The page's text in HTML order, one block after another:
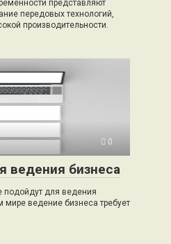
представляют
передовых технологий,
производительности.
0
ведения бизнеса
подойдут для ведения
ведение бизнеса требует